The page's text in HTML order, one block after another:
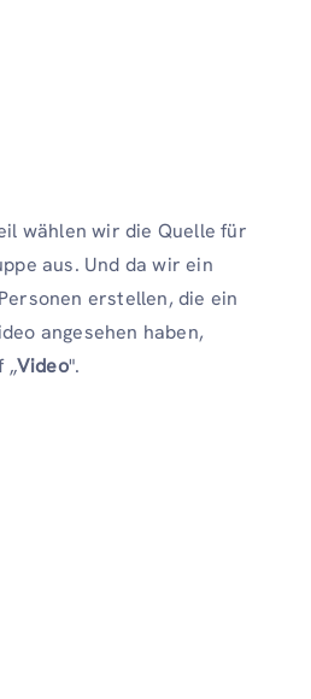
wählen wir die Quelle für
aus. Und da wir ein
erstellen, die ein
angesehen haben,
„Video".